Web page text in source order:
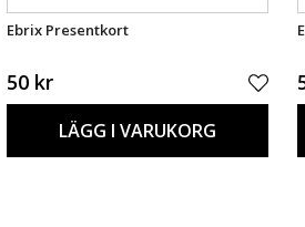
Ebrix Presentkort
50 kr
LÄGG I VARUKORG